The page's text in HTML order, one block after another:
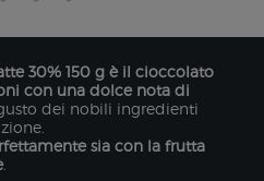
30% 150 g è il cioccolato
con una dolce nota di
dei nobili ingredienti
sia con la frutta
.